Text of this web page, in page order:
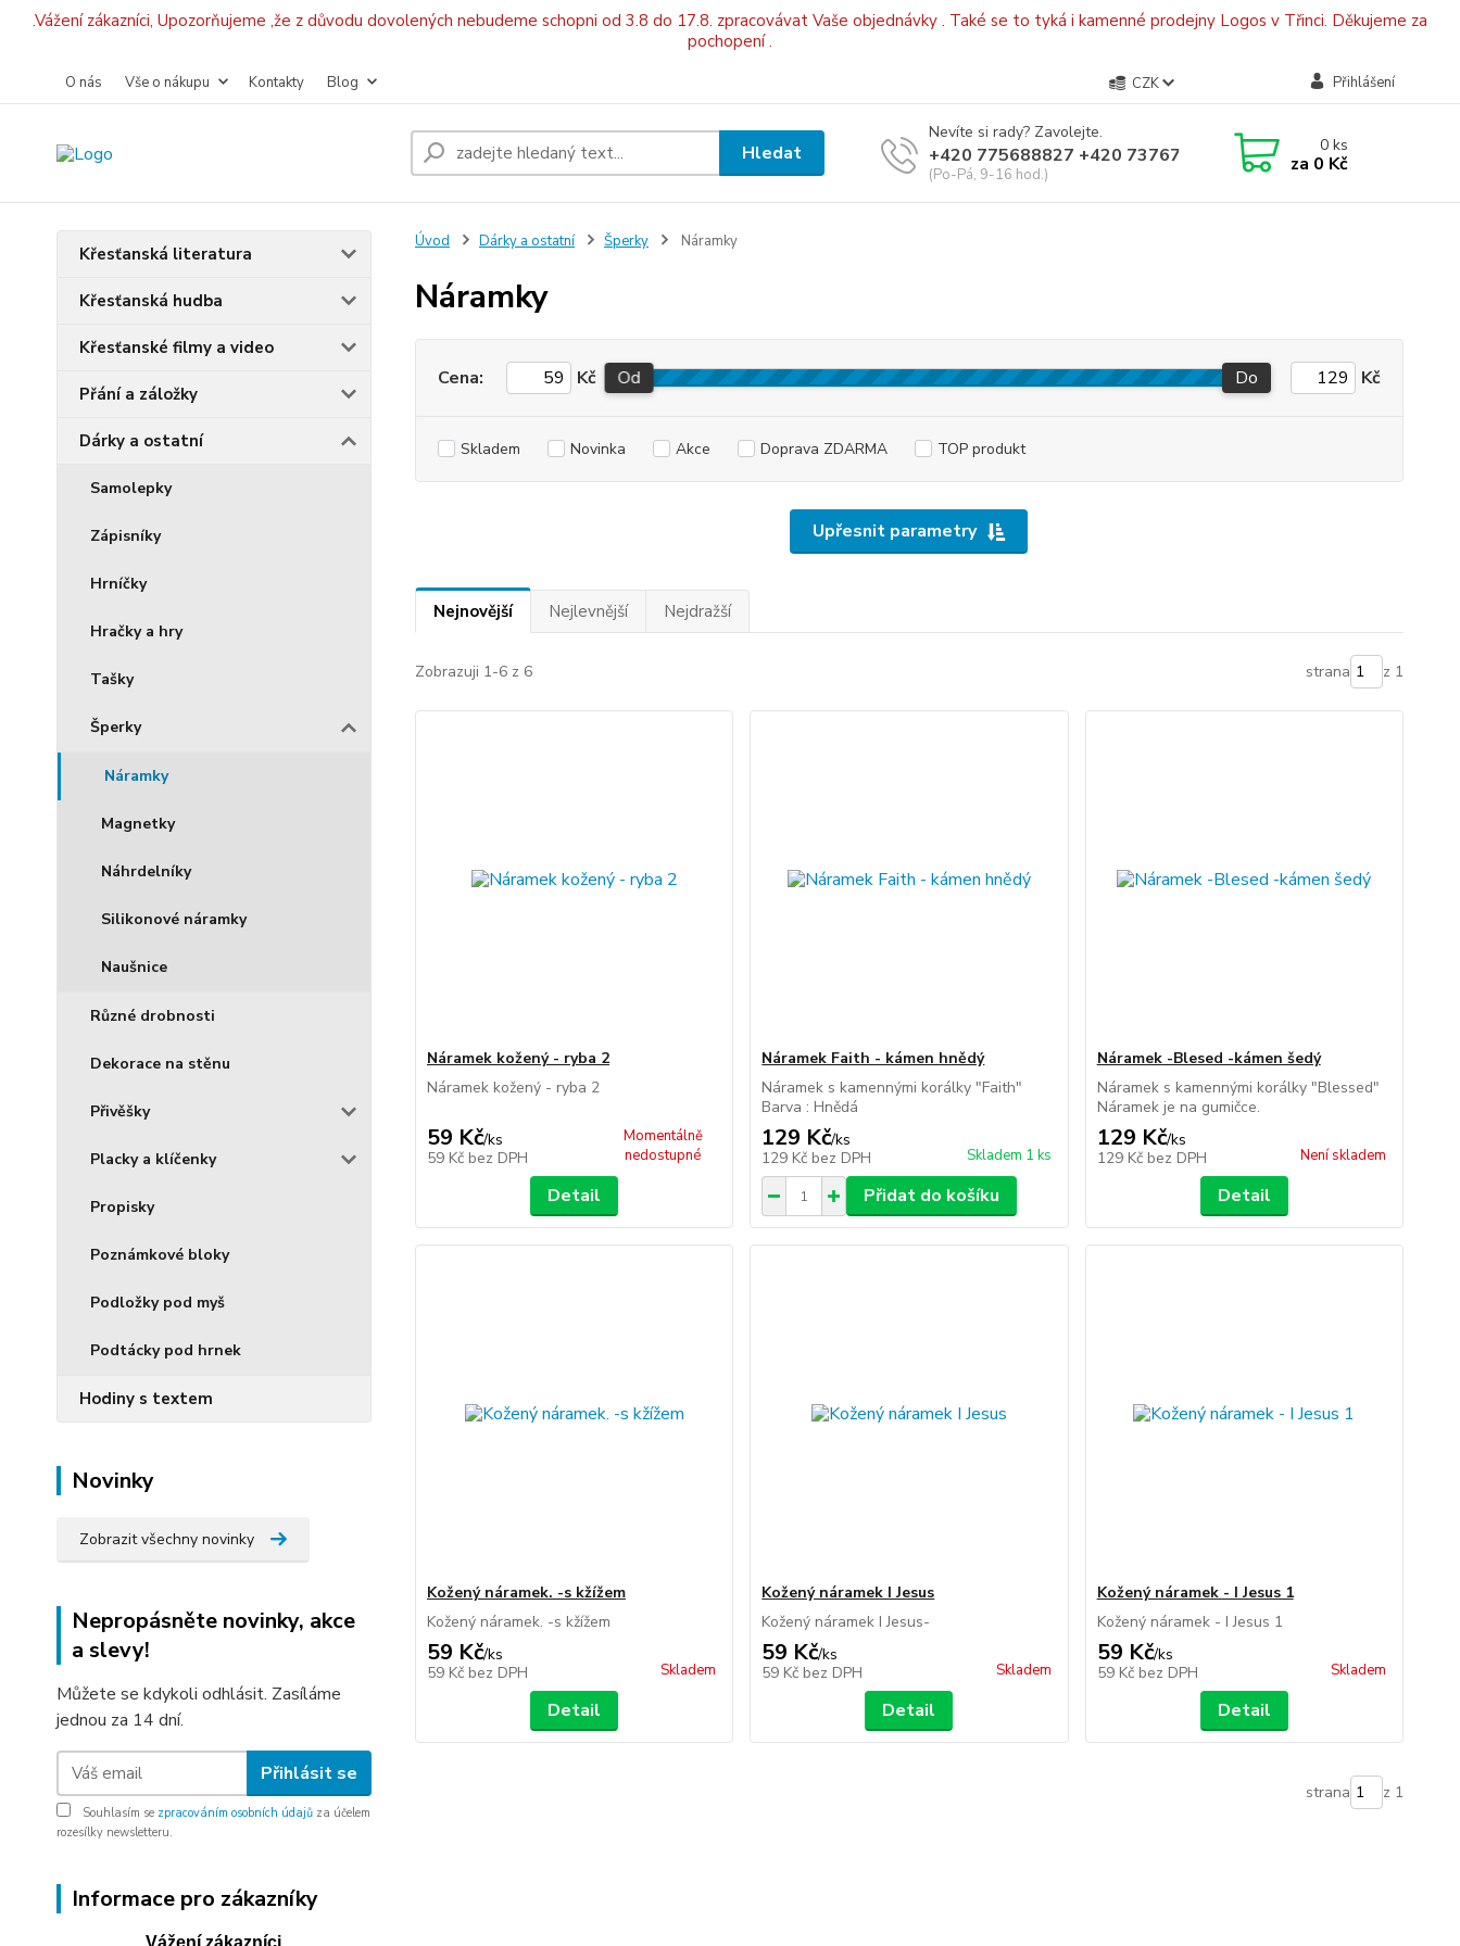
.Vážení zákazníci, Upozorňujeme ,že z důvodu dovolených nebudeme schopni od 3.8 do 17.8. zpracovávat Vaše objednávky . Také se to tyká i kamenné prodejny Logos v Třinci. Děkujeme za
pochopení .
O nás Vše o nákupu Kontakty Blog CZK Přihlášení
Hledat
Nevíte si rady? Zavolejte.
+420 775688827 +420 737670415
(Po-Pá, 9-16 hod.)
0ks
za 0 Kč
Křesťanská literatura
Křesťanská hudba
Křesťanské filmy a video
Přání a záložky
Dárky a ostatní
Samolepky
Zápisníky
Hrníčky
Hračky a hry
Tašky
Šperky
Náramky
Magnetky
Náhrdelníky
Silikonové náramky
Naušnice
Různé drobnosti
Dekorace na stěnu
Přivěšky
Placky a klíčenky
Propisky
Poznámkové bloky
Podložky pod myš
Podtácky pod hrnek
Hodiny s textem
Novinky
Zobrazit všechny novinky
Nepropásněte novinky, akce
a slevy!
Můžete se kdykoli odhlásit. Zasíláme
jednou za 14 dní.
Přihlásit se
Souhlasím se zpracováním osobních údajů za účelem
rozesílky newsletteru.
Informace pro zákazníky
Vážení zákazníci
Úvod Dárky a ostatní Šperky Náramky
Náramky
Upřesnit parametry
Cena: Kč Od Do Kč
Skladem Novinka Akce Doprava ZDARMA TOP produkt
Nejnovější Nejlevnější Nejdražší
Zobrazuji 1-6 z 6 strana z 1
Náramek kožený - ryba 2
Náramek kožený - ryba 2
59 Kč/ks
59 Kč bez DPH
Momentálně
nedostupné
Detail
Náramek Faith - kámen hnědý
Náramek s kamennými korálky "Faith"
Barva : Hnědá
129 Kč/ks
129 Kč bez DPH Skladem 1 ks
Přidat do košíku
Náramek -Blesed -kámen šedý
Náramek s kamennými korálky "Blessed"
Náramek je na gumičce.
129 Kč/ks
129 Kč bez DPH Není skladem
Detail
Kožený náramek. -s kžížem
Kožený náramek. -s kžížem
59 Kč/ks
59 Kč bez DPH Skladem
Detail
Kožený náramek I Jesus
Kožený náramek I Jesus-
59 Kč/ks
59 Kč bez DPH Skladem
Detail
Kožený náramek - I Jesus 1
Kožený náramek - I Jesus 1
59 Kč/ks
59 Kč bez DPH Skladem
Detail
strana z 1